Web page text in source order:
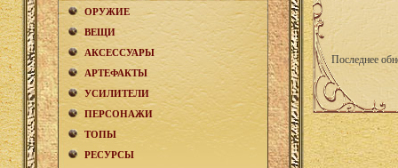
ОРУЖИЕ
ВЕЩИ
АКCЕСCУАРЫ
АРТЕФАКТЫ
УСИЛИТЕЛИ
ПЕРСОНАЖИ
ТОПЫ
РЕСУРСЫ
Последнее